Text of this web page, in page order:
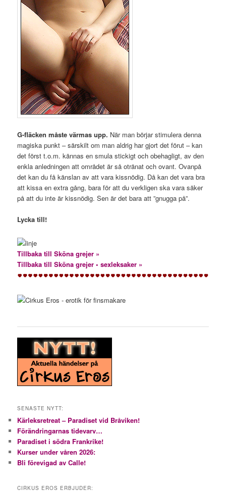
G-fläcken måste värmas upp. När man börjar stimulera denna
magiska punkt – särskilt om man aldrig har gjort det förut – kan
det först t.o.m. kännas en smula stickigt och obehagligt, av den
enkla anledningen att området är så otränat och ovant. Ovanpå
det kan du få känslan av att vara kissnödig. Då kan det vara bra
att kissa en extra gång, bara för att du verkligen ska vara säker
på att du inte är kissnödig. Sen är det bara att ”gnugga på”.
Lycka till!
Tillbaka till Sköna grejer »
Tillbaka till Sköna grejer • sexleksaker »
SENASTE NYTT:
Kärleksretreat – Paradiset vid Bråviken!
Förändringarnas tidevarv…
Paradiset i södra Frankrike!
Kurser under våren 2026:
Bli förevigad av Calle!
CIRKUS EROS ERBJUDER: